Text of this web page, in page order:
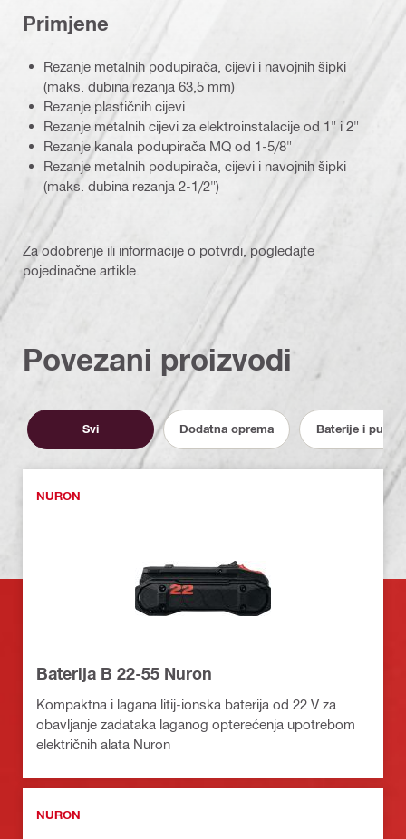
Primjene
Rezanje metalnih podupirača, cijevi i navojnih šipki
(maks. dubina rezanja 63,5 mm)
Rezanje plastičnih cijevi
Rezanje metalnih cijevi za elektroinstalacije od 1" i 2"
Rezanje kanala podupirača MQ od 1-5/8"
Rezanje metalnih podupirača, cijevi i navojnih šipki
(maks. dubina rezanja 2-1/2")
Za odobrenje ili informacije o potvrdi, pogledajte
pojedinačne artikle.
Povezani proizvodi
Svi Dodatna oprema Baterije i
NURON
Baterija B 22-55 Nuron
Kompaktna i lagana litij-ionska baterija od 22 V za
obavljanje zadataka laganog opterećenja upotrebom
električnih alata Nuron
NURON